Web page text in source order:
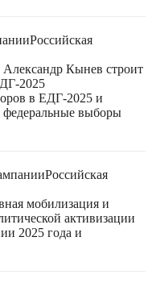
Российская
Александр Кынев строит
2025
в ЕДГ-2025 и
федеральные выборы
Российская
мобилизация и
активизации
2025 года и